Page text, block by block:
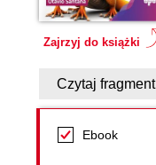
Zajrzyj do książki
Czytaj fragment
Ebook